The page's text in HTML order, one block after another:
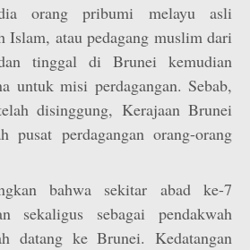
orang pribumi melayu asli
Islam, atau pedagang muslim dari
tinggal di Brunei kemudian
untuk misi perdagangan. Sebab,
disinggung, Kerajaan Brunei
pusat perdagangan orang-orang
bahwa sekitar abad ke-7
sekaligus sebagai pendakwah
datang ke Brunei. Kedatangan